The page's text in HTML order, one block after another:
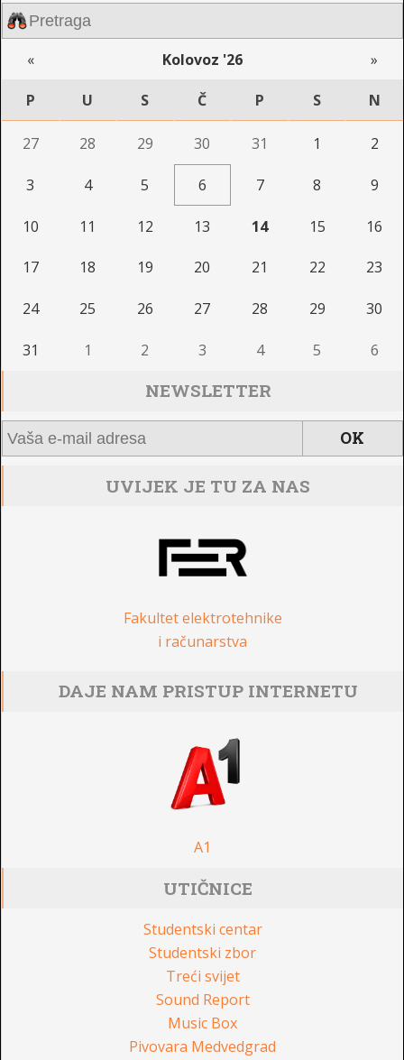
« Kolovoz '26 »
P U S Č P S N
27 28 29 30 31 1 2
3 4 5 6 7 8 9
10 11 12 13 14 15 16
17 18 19 20 21 22 23
24 25 26 27 28 29 30
31 1 2 3 4 5 6
NEWSLETTER
UVIJEK JE TU ZA NAS
Fakultet elektrotehnike
i računarstva
DAJE NAM PRISTUP INTERNETU
A1
UTIČNICE
Studentski centar
Studentski zbor
Treći svijet
Sound Report
Music Box
Pivovara Medvedgrad